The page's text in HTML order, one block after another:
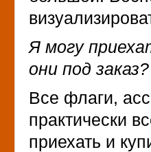
Я могу
они под заказ?
Все флаги,
практически
приехать и